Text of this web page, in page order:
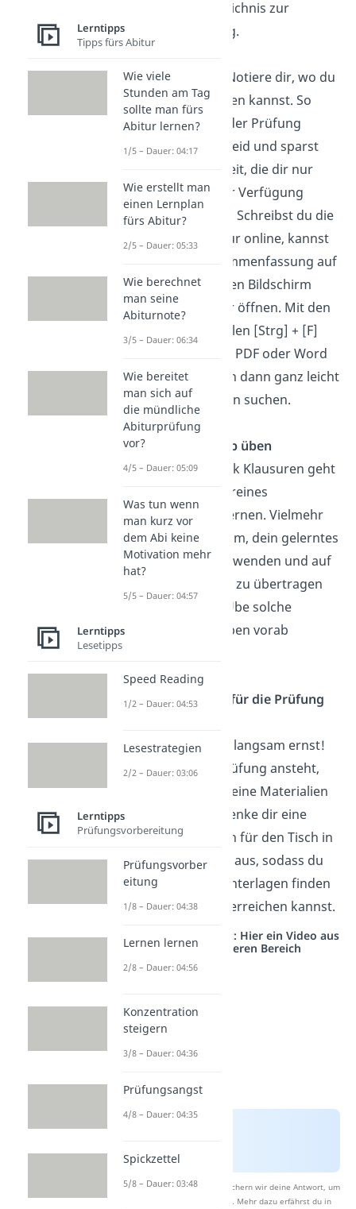
Inhaltsverzeichnis zur
Orientierung.
Extra-Tipp:
Notiere dir, wo du
was nachlesen kannst. So
weißt du in der Prüfung
direkt Bescheid und sparst
viel Zeit — Zeit, die dir nur
begrenzt zur Verfügung
stehen wird! Schreibst du die
Kofferklausur online, kannst
du die Zusammenfassung auf
einem zweiten Bildschirm
oder Fenster öffnen. Mit den
Tastenbefehlen [Strg] + [F]
kannst du in PDF oder Word
Dokumenten dann ganz leicht
nach Wörtern suchen.
Aufgabentyp üben
In Open Book Klausuren geht
es nicht um reines
Auswendiglernen. Vielmehr
geht es darum, dein gelerntes
Wissen anzuwenden und auf
neue Inhalte zu übertragen
(Transfer). Übe solche
Aufgabentypen vorab
Unterlagen für die Prüfung
Jetzt wird es langsam ernst!
Bevor die Prüfung ansteht,
solltest du deine Materialien
sortieren. Denke dir eine
Organisation für den Tisch in
der Prüfung aus, sodass du
direkt alle Unterlagen finden
und schnell erreichen kannst.
Studyflix vernetzt: Hier ein Video aus
einem anderen Bereich
Nach Beantwortung speichern wir deine Antwort, um
Studyflix zu verbessern. Mehr dazu erfährst du in
Lerntipps
Tipps fürs Abitur
Wie viele
Stunden am Tag
sollte man fürs
Abitur lernen?
1/5 – Dauer: 04:17
Wie erstellt man
einen Lernplan
fürs Abitur?
2/5 – Dauer: 05:33
Wie berechnet
man seine
Abiturnote?
3/5 – Dauer: 06:34
Wie bereitet
man sich auf
die mündliche
Abiturprüfung
vor?
4/5 – Dauer: 05:09
Was tun wenn
man kurz vor
dem Abi keine
Motivation mehr
hat?
5/5 – Dauer: 04:57
Lerntipps
Lesetipps
Speed Reading
1/2 – Dauer: 04:53
Lesestrategien
2/2 – Dauer: 03:06
Lerntipps
Prüfungsvorbereitung
Prüfungsvorber
eitung
1/8 – Dauer: 04:38
Lernen lernen
2/8 – Dauer: 04:56
Konzentration
steigern
3/8 – Dauer: 04:36
Prüfungsangst
4/8 – Dauer: 04:35
Spickzettel
5/8 – Dauer: 03:48